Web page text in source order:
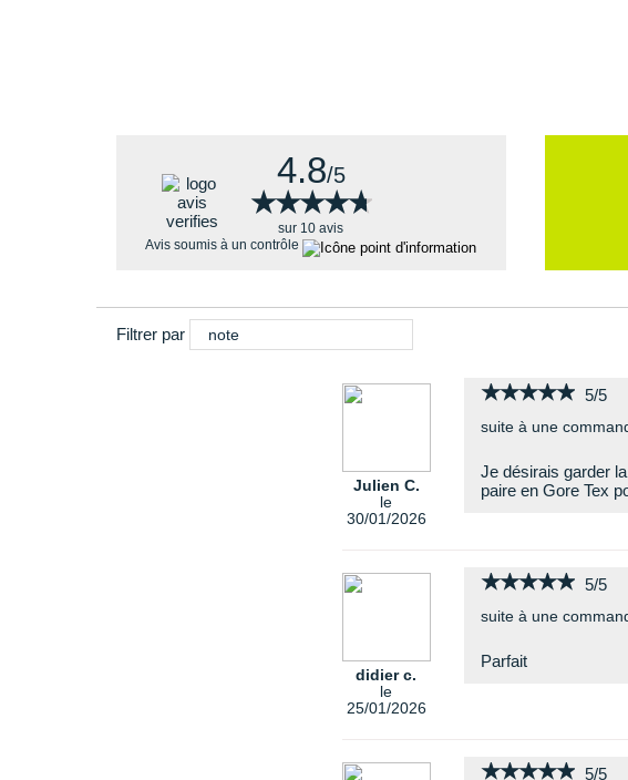
d'énergie et de souplesse dans l'industrie du sport. Il a été développé
4.8/5
★★★★★
★★★★★
sur 10 avis
Avis soumis à un contrôle
Filtrer par note
Julien C.
le
30/01/2026
★★★★★
★★★★★ 5/5
suite à une
Je désirais garder
paire en Gore Tex
didier c.
le
25/01/2026
★★★★★
★★★★★ 5/5
suite à une
Parfait
★★★★★
★★★★★ 5/5